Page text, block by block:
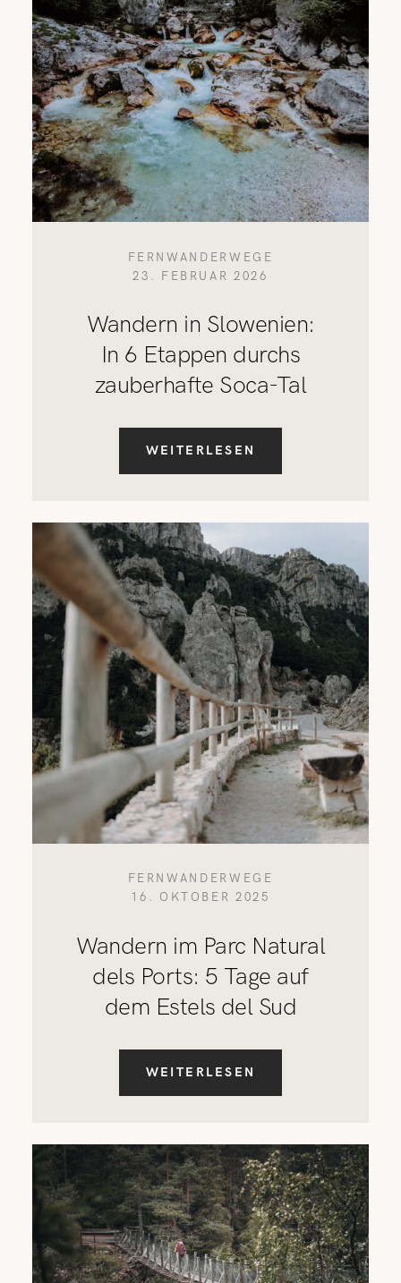
FERNWANDERWEGE
23. FEBRUAR 2026
Wandern in Slowenien:
In 6 Etappen durchs
zauberhafte Soca-Tal
WEITERLESEN
FERNWANDERWEGE
16. OKTOBER 2025
Wandern im Parc Natural
dels Ports: 5 Tage auf
dem Estels del Sud
WEITERLESEN